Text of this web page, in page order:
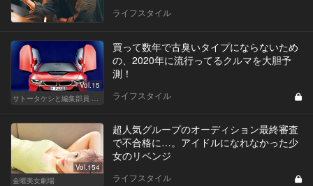
ライフスタイル
Vol.15
サトータケシと編集部員 船山の"CAR GENTSへの道"
買って数年で古臭いタイプにならないため
の、2020年に流行ってるクルマを大胆予
測！
ライフスタイル
Vol.154
金曜美女劇場
超人気グループのオーディション最終審査
で不合格に…。アイドルになれなかった少
女のリベンジ
ライフスタイル